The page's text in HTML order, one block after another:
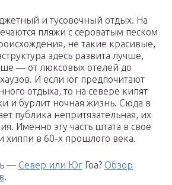
и тусовочный отдых. На
пляжи с сероватым песком
не такие красивые,
здесь развита лучше,
— от люксовых отелей до
И если юг предпочитают
отдыха, то на севере кипят
и бурлит ночная жизнь. Сюда в
публика непритязательная, их
Именно эту часть штата в свое
хиппи в 60-х прошлого века.
— Север или Юг Гоа? Обзор
.